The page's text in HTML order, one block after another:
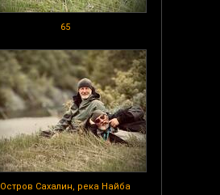
65
Остров Сахалин, река Найба